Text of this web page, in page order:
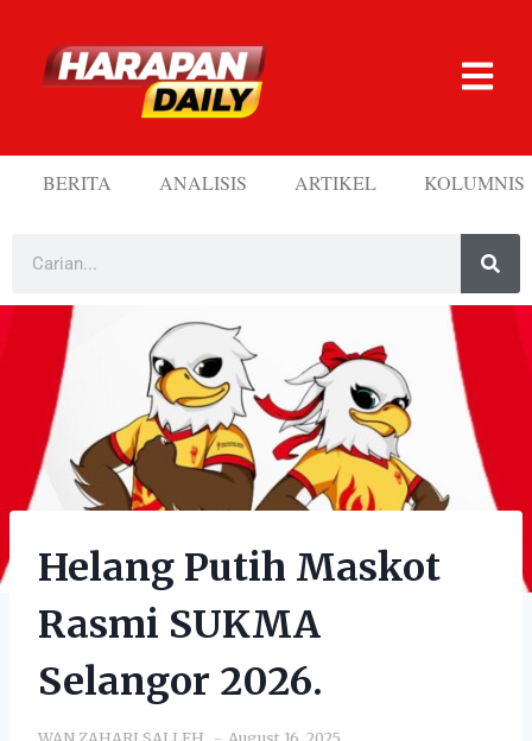
BERITA ANALISIS ARTIKEL KOLUMNIS
Helang Putih Maskot
Rasmi SUKMA
Selangor 2026.
WAN ZAHARI SALLEH August 16, 2025